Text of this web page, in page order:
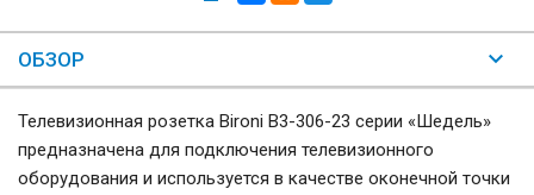
ОБЗОР
Телевизионная розетка Bironi B3-306-23 серии «Шедель»
предназначена для подключения телевизионного
оборудования и используется в качестве оконечной точки